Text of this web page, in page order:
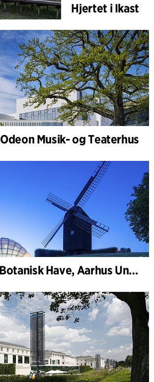
Hjertet i Ikast
Odeon Musik- og Teaterhus
Væksthus i Botanisk Have, Aarhus Universitet